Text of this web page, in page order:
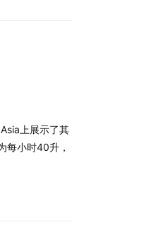
上展示了其
每小时40升，